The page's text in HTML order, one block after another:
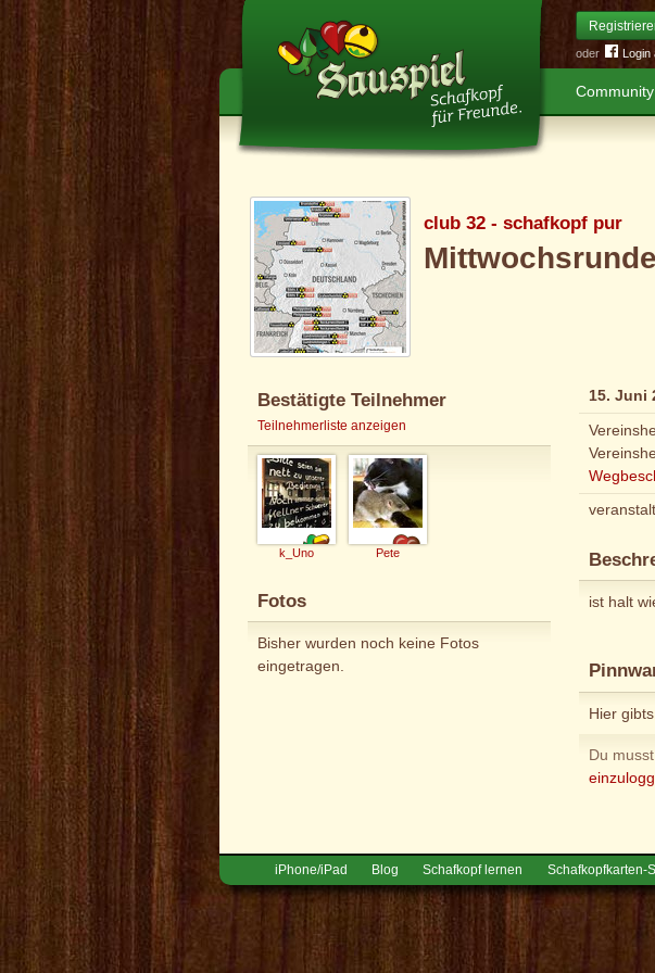
oder Login
Community
club 32 - schafkopf pur
Mittwochsrunde
Bestätigte Teilnehmer
Teilnehmerliste anzeigen
k_Uno Pete
Fotos
Bisher wurden noch keine Fotos
eingetragen.
15. Juni
ist halt
Hier
Du
iPhone/iPad Blog Schafkopf lernen Schafkopfkarten-